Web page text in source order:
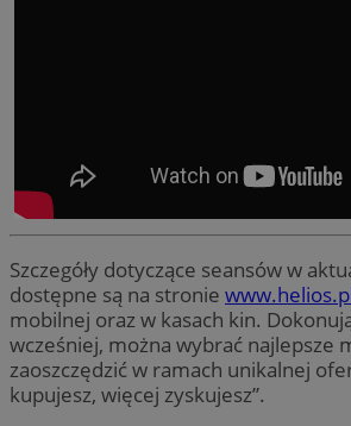
Szczegóły dotyczące seansów w
dostępne są na stronie
mobilnej oraz w kasach kin.
wcześniej, można wybrać najlepsze
zaoszczędzić w ramach unikalnej
kupujesz, więcej zyskujesz”.